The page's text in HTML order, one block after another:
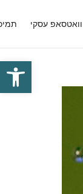
פתח
וואטסאפ עסקי